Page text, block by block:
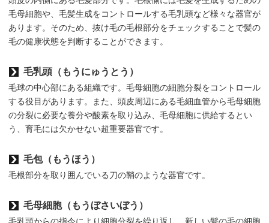
毛母細胞や、毛髪生成をコントロールする毛乳頭など様々な器官が
あります。そのため、抜け毛の毛根部分をチェックすることで髪の
毛の健康状態を判断することができます。
毛乳頭（もうにゅうとう）
毛球の中心部にある組織です。毛母細胞の細胞分裂をコントロール
する役目があります。また、頭皮周辺にある毛細血管から毛母細胞
の分裂に必要な養分や酸素を取り込み、毛母細胞に供給するとい
う、育毛には欠かせない超重要器官です。
毛包（もうほう）
毛根部分を取り囲んでいる刀の鞘のような器官です。
毛母細胞（もうぼさいぼう）